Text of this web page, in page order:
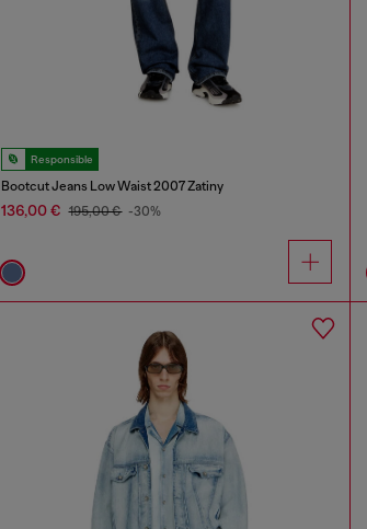
Responsible
Bootcut Jeans Low Waist 2007 Zatiny
136,00 € 195,00 € -30%